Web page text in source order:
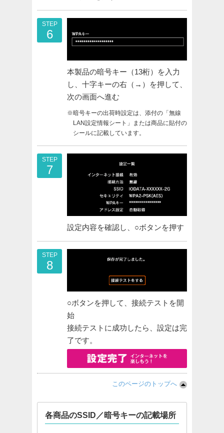
STEP
6
本製品の暗号キー（13桁）を入力
し、十字キーの右（→）を押して、
次の画面へ進む
※暗号キーの出荷時設定は、添付の「無線
LAN設定情報シート」または商品に貼付の
シールに記載しています。
STEP
7
設定内容を確認し、○ボタンを押す
STEP
8
○ボタンを押して、接続テストを開
始
接続テストに成功したら、設定は完
了です。
このページのトップへ
各商品のSSID／暗号キーの記載場所